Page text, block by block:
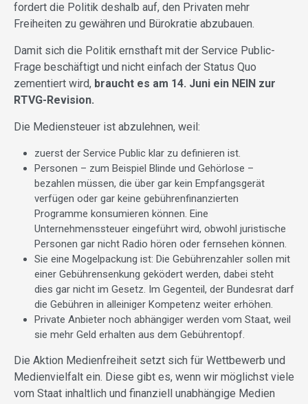
fordert die Politik deshalb auf, den Privaten mehr
Freiheiten zu gewähren und Bürokratie abzubauen.
Damit sich die Politik ernsthaft mit der Service Public-
Frage beschäftigt und nicht einfach der Status Quo
zementiert wird, braucht es am 14. Juni ein NEIN zur
RTVG-Revision.
Die Mediensteuer ist abzulehnen, weil:
zuerst der Service Public klar zu definieren ist.
Personen – zum Beispiel Blinde und Gehörlose –
bezahlen müssen, die über gar kein Empfangsgerät
verfügen oder gar keine gebührenfinanzierten
Programme konsumieren können. Eine
Unternehmenssteuer eingeführt wird, obwohl juristische
Personen gar nicht Radio hören oder fernsehen können.
Sie eine Mogelpackung ist: Die Gebührenzahler sollen mit
einer Gebührensenkung geködert werden, dabei steht
dies gar nicht im Gesetz. Im Gegenteil, der Bundesrat darf
die Gebühren in alleiniger Kompetenz weiter erhöhen.
Private Anbieter noch abhängiger werden vom Staat, weil
sie mehr Geld erhalten aus dem Gebührentopf.
Die Aktion Medienfreiheit setzt sich für Wettbewerb und
Medienvielfalt ein. Diese gibt es, wenn wir möglichst viele
vom Staat inhaltlich und finanziell unabhängige Medien